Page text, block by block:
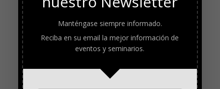
Manténgase siempre informado.
Reciba en su email la mejor información de
eventos y seminarios.